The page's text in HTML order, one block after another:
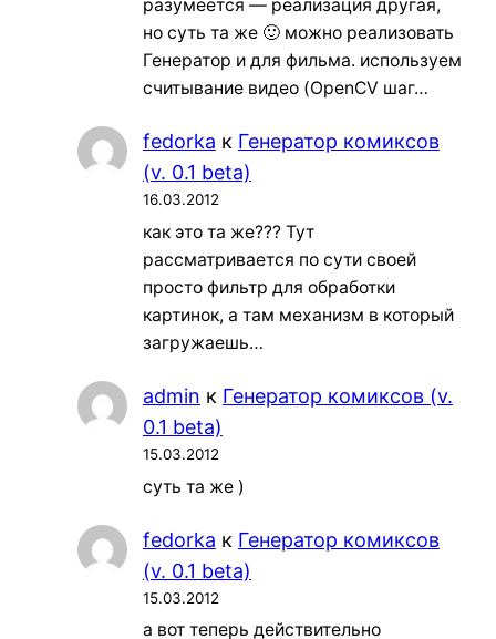
разумеется — реализация другая,
но суть та же 🙂 можно реализовать
Генератор и для фильма. используем
считывание видео (OpenCV шаг…
fedorka к Генератор комиксов
(v. 0.1 beta)
16.03.2012
как это та же??? Тут
рассматривается по сути своей
просто фильтр для обработки
картинок, а там механизм в который
загружаешь…
admin к Генератор комиксов (v.
0.1 beta)
15.03.2012
суть та же )
fedorka к Генератор комиксов
(v. 0.1 beta)
15.03.2012
а вот теперь действительно